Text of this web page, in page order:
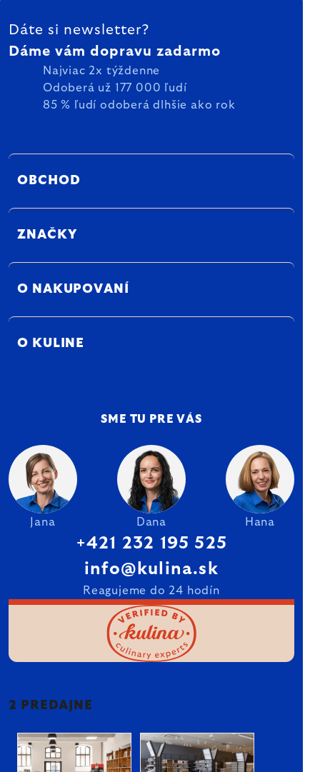
Dáte si newsletter?
Dáme vám dopravu zadarmo
Najviac 2x týždenne
Odoberá už 177 000 ľudí
85 % ľudí odoberá dlhšie ako rok
OBCHOD
ZNAČKY
O NAKUPOVANÍ
O KULINE
SME TU PRE VÁS
Jana Dana Hana
+421 232 195 525
info@kulina.sk
Reagujeme do 24 hodín
2 PREDAJNE